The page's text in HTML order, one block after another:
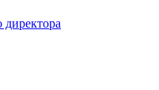
директора